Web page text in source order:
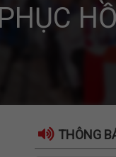
THÔNG